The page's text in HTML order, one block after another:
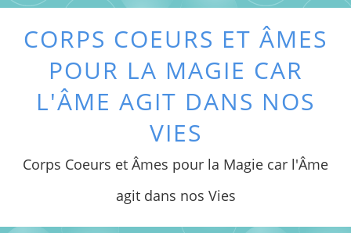
CORPS COEURS ET ÂMES
POUR LA MAGIE CAR
L'ÂME AGIT DANS NOS
VIES
Corps Coeurs et Âmes pour la Magie car l'Âme
agit dans nos Vies